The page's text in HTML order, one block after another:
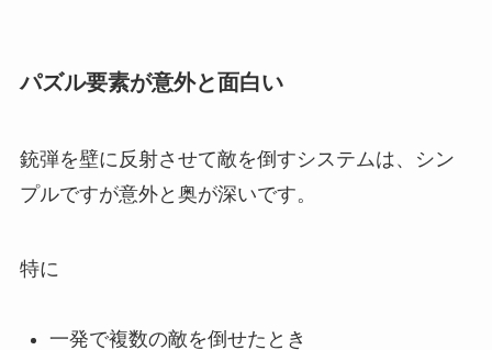
パズル要素が意外と面白い
銃弾を壁に反射させて敵を倒すシステムは、シン
プルですが意外と奥が深いです。
特に
一発で複数の敵を倒せたとき